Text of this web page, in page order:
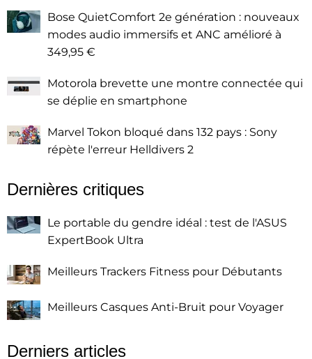
Bose QuietComfort 2e génération : nouveaux
modes audio immersifs et ANC amélioré à
349,95 €
Motorola brevette une montre connectée qui
se déplie en smartphone
Marvel Tokon bloqué dans 132 pays : Sony
répète l'erreur Helldivers 2
Dernières critiques
Le portable du gendre idéal : test de l'ASUS
ExpertBook Ultra
Meilleurs Trackers Fitness pour Débutants
Meilleurs Casques Anti-Bruit pour Voyager
Derniers articles